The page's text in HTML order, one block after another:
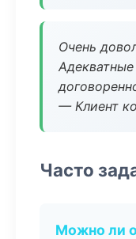
Очень
— Клиент
Часто
Можно ли